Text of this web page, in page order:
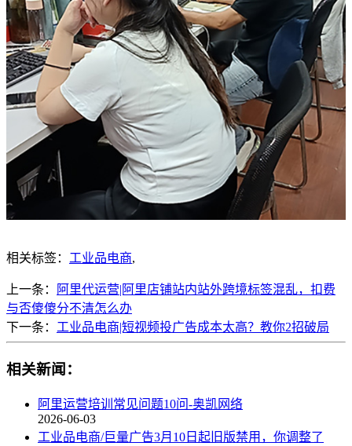
相关标签： 工业品电商,
上一条：
阿里代运营|阿里店铺站内站外跨境标签混乱，扣费
与否傻傻分不清怎么办
下一条： 工业品电商|短视频投广告成本太高？教你2招破局
相关新闻：
阿里运营培训常见问题10问-奥凯网络
2026-06-03
工业品电商/巨量广告3月10日起旧版禁用，你调整了